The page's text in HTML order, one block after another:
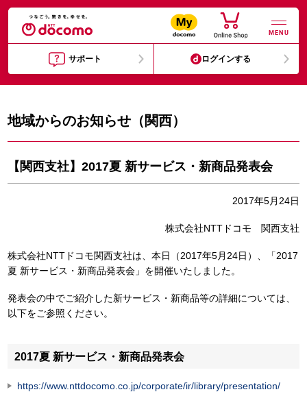
MENU
サポート ログインする
地域からのお知らせ（関西）
【関西支社】2017夏 新サービス・新商品発表会
2017年5月24日
株式会社NTTドコモ 関西支社
株式会社NTTドコモ関西支社は、本日（2017年5月24日）、「2017
夏 新サービス・新商品発表会」を開催いたしました。
発表会の中でご紹介した新サービス・新商品等の詳細については、
以下をご参照ください。
2017夏 新サービス・新商品発表会
https://www.nttdocomo.co.jp/corporate/ir/library/presentation/